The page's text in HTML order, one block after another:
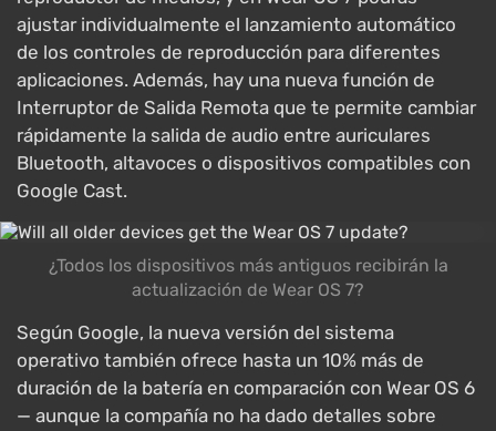
ajustar individualmente el lanzamiento automático
de los controles de reproducción para diferentes
aplicaciones. Además, hay una nueva función de
Interruptor de Salida Remota que te permite cambiar
rápidamente la salida de audio entre auriculares
Bluetooth, altavoces o dispositivos compatibles con
Google Cast.
¿Todos los dispositivos más antiguos recibirán la
actualización de Wear OS 7?
Según Google, la nueva versión del sistema
operativo también ofrece hasta un 10% más de
duración de la batería en comparación con Wear OS 6
— aunque la compañía no ha dado detalles sobre